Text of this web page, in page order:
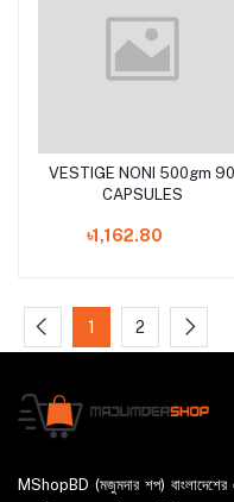
VESTIGE NONI 500gm 90
CAPSULES
৳1,162.80
1 2
MShopBD (মজুমদার শপ) বাংলাদেশের